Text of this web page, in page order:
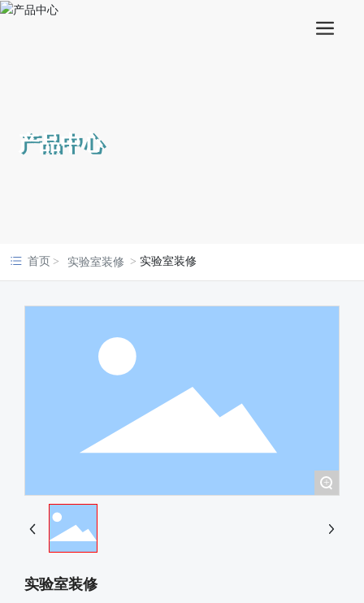
产品中心
首页 实验室装修 实验室装修
+
实验室装修